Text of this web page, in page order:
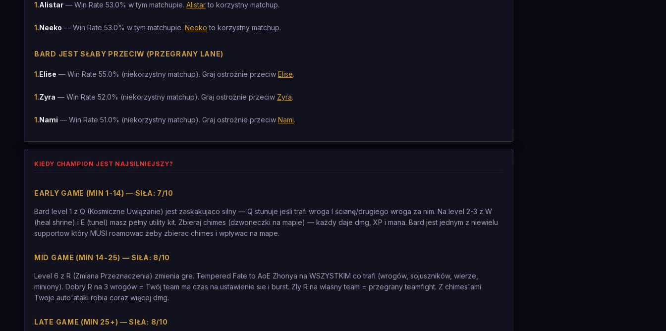
1.Alistar — Win Rate 53.0% w tym matchupie. Alistarto korzystny matchup.
1.Neeko — Win Rate 53.0% w tym matchupie. Neeko to korzystny matchup.
BARD JEST SŁABY PRZECIW (PRZEGRANY LANE)
1.Elise — Win Rate 55.0% (niekorzystny matchup). Graj ostrożnie przeciw Elise.
1.Zyra — Win Rate 52.0% (niekorzystny matchup). Graj ostrożnie przeciw Zyra.
1.Nami — Win Rate 51.0% (niekorzystny matchup). Graj ostrożnie przeciw Nami.
KIEDY CHAMPION JEST NAJSILNIEJSZY?
EARLY GAME (MIN 1-14) — SIŁA: 7/10
Bard level 1 z Q (Kosmiczne Uwiązanie) jest zaskakujaco silny — Q stunuje jeśli trafi wroga I ścianę/drugiego wroga za nim. Na level 2-3 z W
(heal shrine) i E (tunel) masz pełny utility kit. Zbieraj chimes (dzwoneczki na mapie) — każdy daje dmg, XP i mana. Bard jest jednym z niewielu
supportow który MUSI roamowac żeby zbierac chimes i wpływac na mape.
MID GAME (MIN 14-25) — SIŁA: 8/10
Level 6 z R (Zmiana Przeznaczenia) zmienia gre. Tempered Fate to AoE Zhonya na WSZYSTKIM co trafi (wrogów, sojuszników, wierze,
miniony). Dobry R na 3 wrogów = Twój team ma czas na ustawienie sie i burst. Zly R na wlasny team = przegrany teamfight. Z chimes'ami
Twoje auto'ataki robia coraz więcej dmg.
LATE GAME (MIN 25+) — SIŁA: 8/10